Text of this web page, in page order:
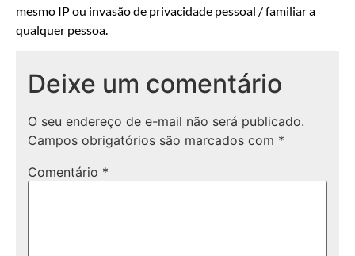
mesmo IP ou invasão de privacidade pessoal / familiar a
qualquer pessoa.
Deixe um comentário
O seu endereço de e-mail não será publicado.
Campos obrigatórios são marcados com *
Comentário *